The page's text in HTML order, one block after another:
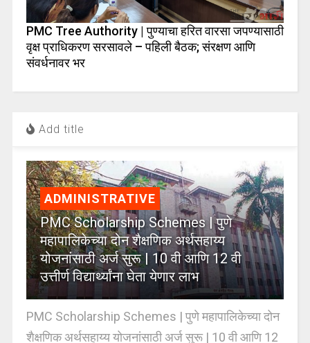
PMC Tree Authority | पुण्याचा हरित वारसा जपण्यासाठी
वृक्ष प्राधिकरण सरसावले – पहिली बैठक; संरक्षण आणि
संवर्धनावर भर
Add title
ADMINISTRATIVE
PMC Scholarship Schemes | पुणे
महापालिकेच्या दोन शैक्षणिक अर्थसहाय्य
योजनांसाठी अर्ज सुरू | 10 वी आणि 12 वी
उत्तीर्ण विद्यार्थ्यांना घेता येणार लाभ
PMC Scholarship Schemes | पुणे महापालिकेच्या दोन
शैक्षणिक अर्थसहाय्य योजनांसाठी अर्ज सुरू | 10 वी आणि 12